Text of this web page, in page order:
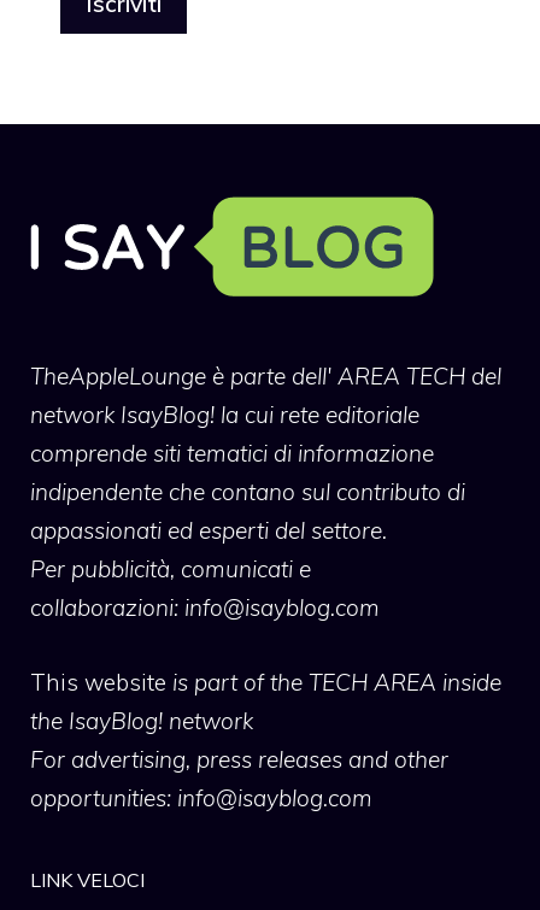
TheAppleLounge è parte dell' AREA TECH del
network IsayBlog! la cui rete editoriale
comprende siti tematici di informazione
indipendente che contano sul contributo di
appassionati ed esperti del settore.
Per pubblicità, comunicati e
collaborazioni: info@isayblog.com
This website is part of the TECH AREA inside
the IsayBlog! network
For advertising, press releases and other
opportunities: info@isayblog.com
LINK VELOCI